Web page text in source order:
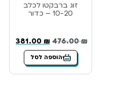
זוג ברבקטו לכלב
10-20 – כדור
476.00₪
381.00 ₪
הוספה לסל